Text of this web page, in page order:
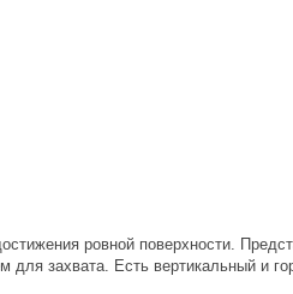
ровной поверхности.
захвата. Есть вертикальный и